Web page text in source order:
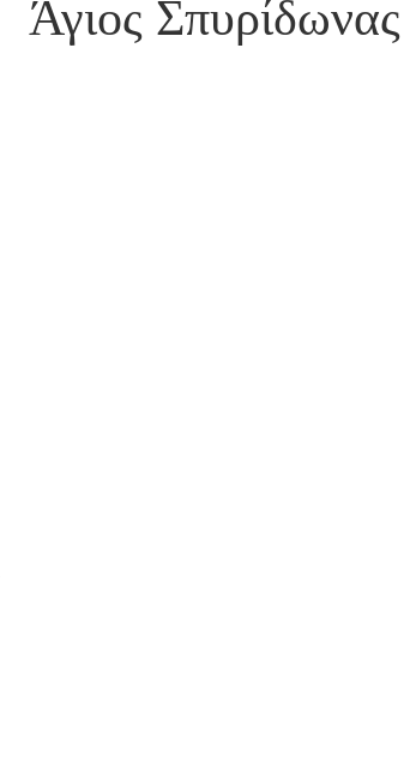
Άγιος Σπυρίδωνας